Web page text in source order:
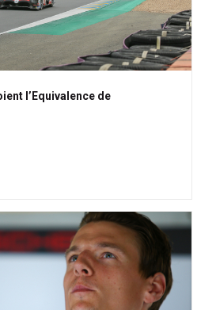
l’Equivalence de